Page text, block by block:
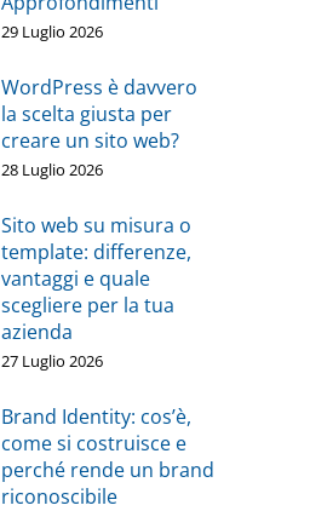
29 Luglio 2026
WordPress è davvero
la scelta giusta per
creare un sito web?
28 Luglio 2026
Sito web su misura o
template: differenze,
vantaggi e quale
scegliere per la tua
azienda
27 Luglio 2026
Brand Identity: cos’è,
come si costruisce e
perché rende un brand
riconoscibile